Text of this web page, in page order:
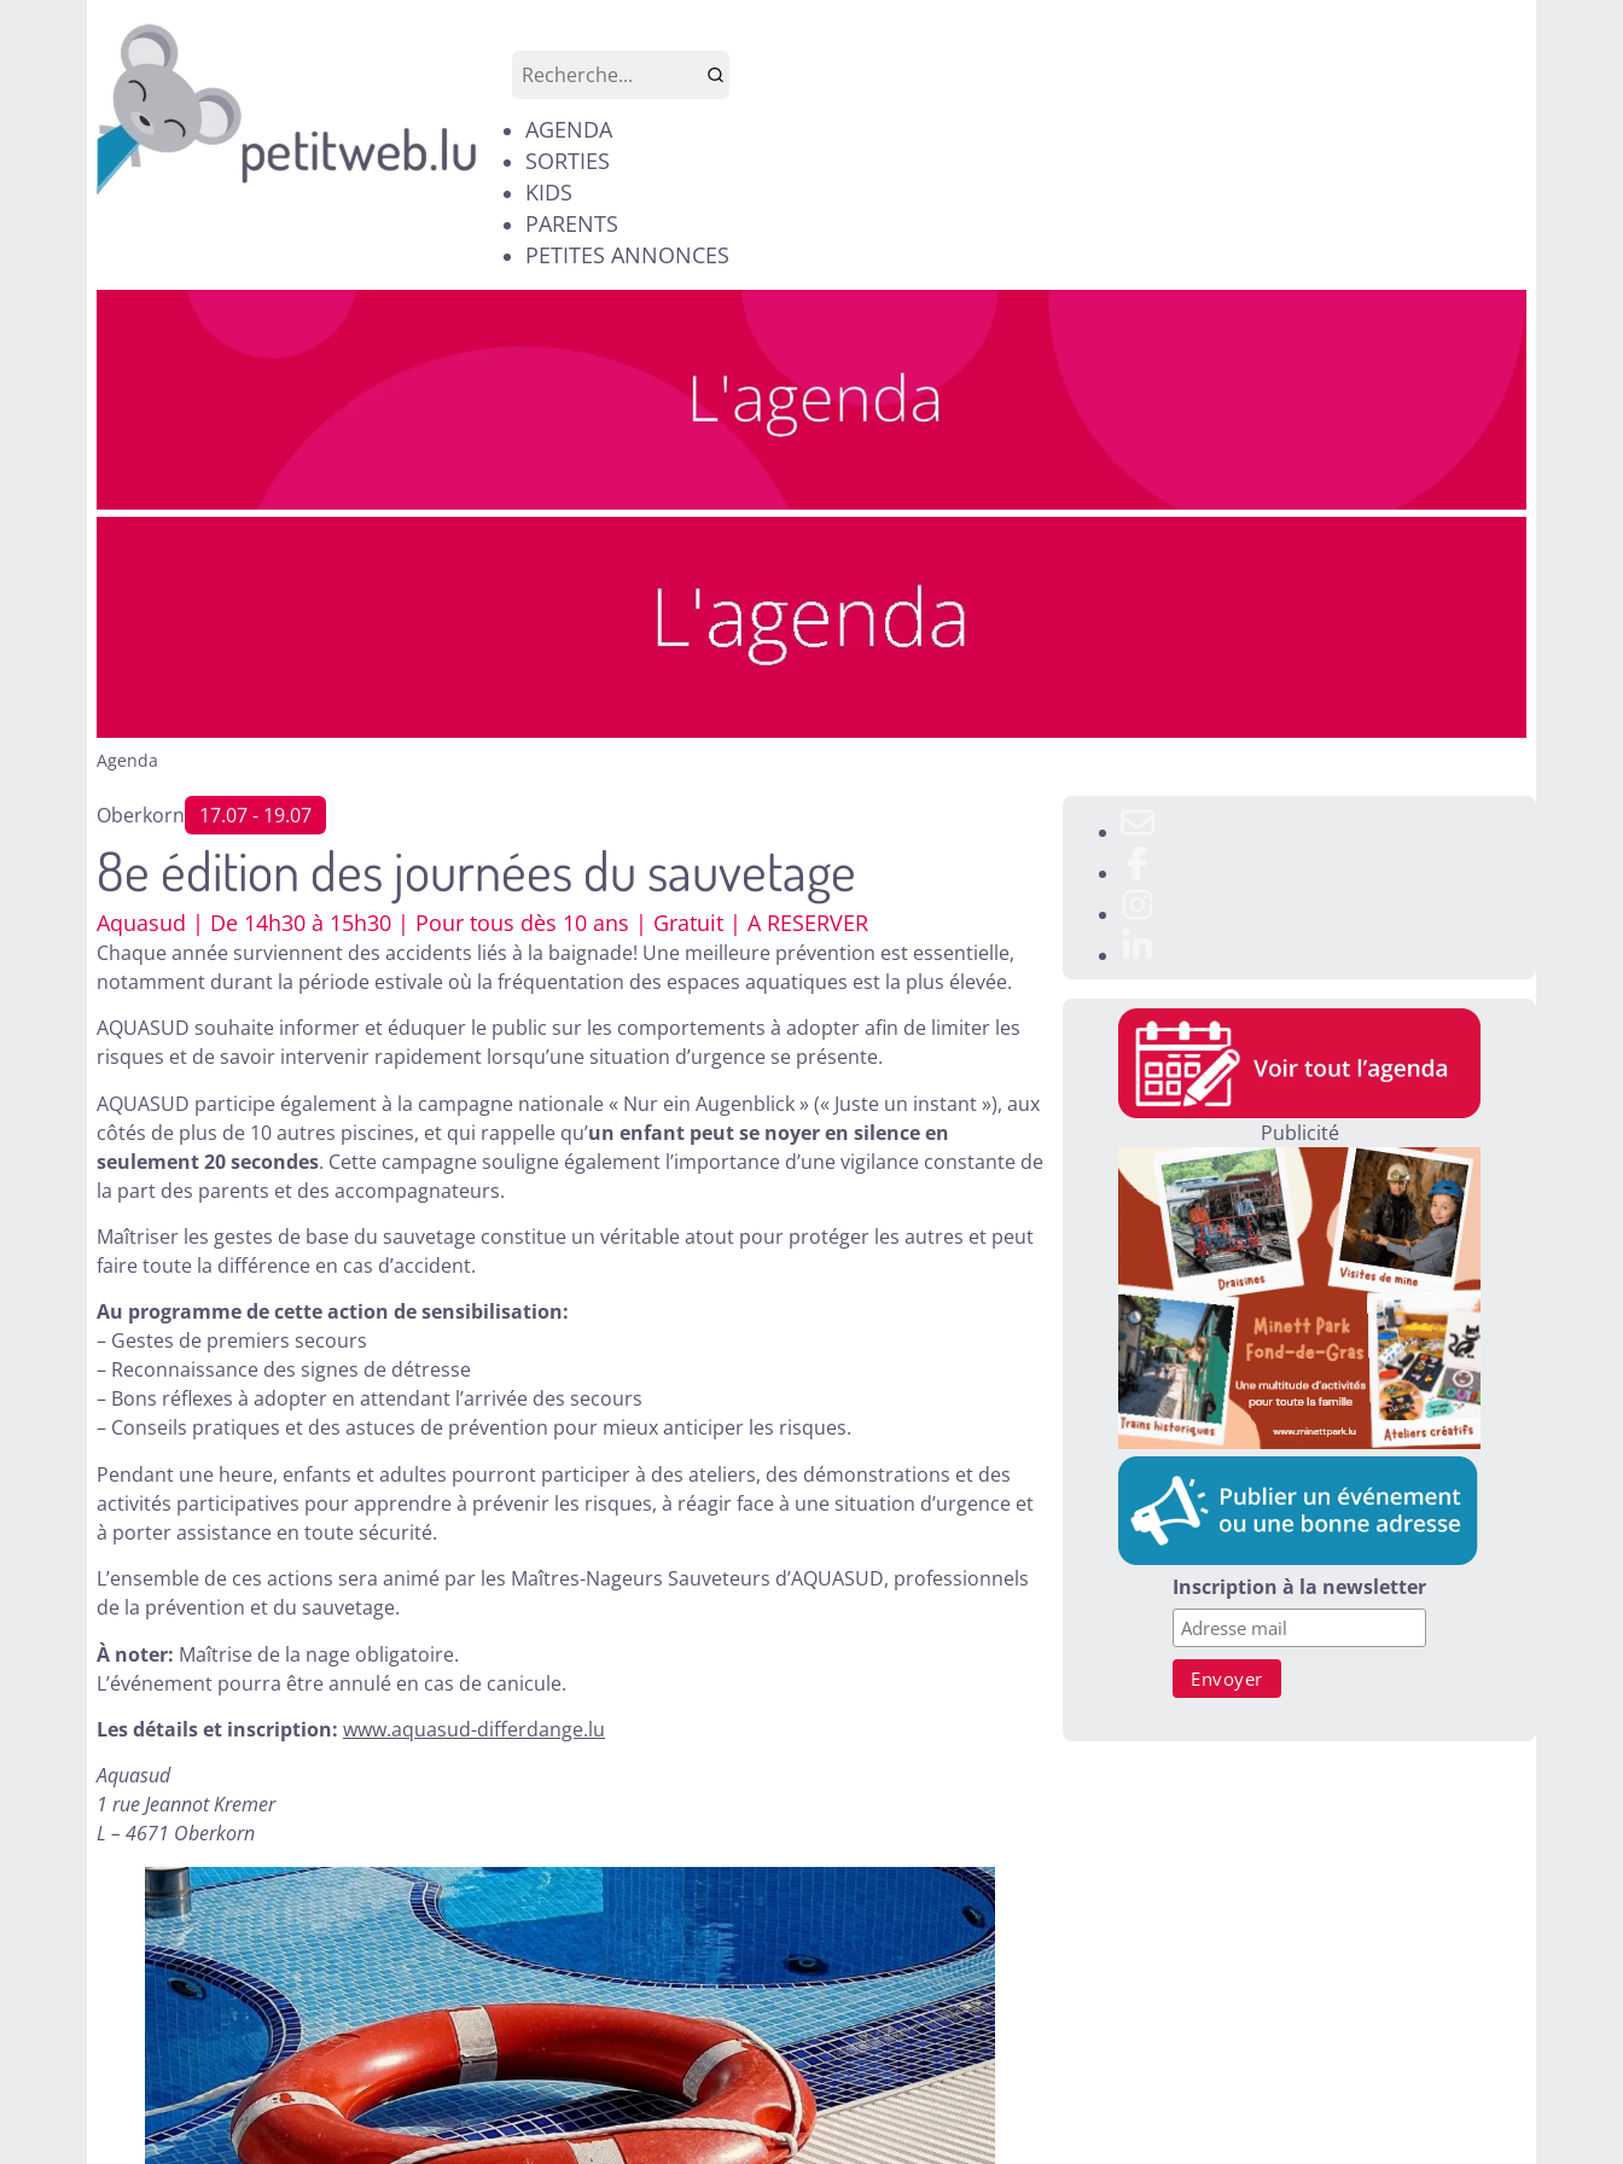
AGENDA
SORTIES
KIDS
PARENTS
PETITES ANNONCES
Agenda
Oberkorn 17.07- 19.07
8e édition des journées du sauvetage
Aquasud | De 14h30 à 15h30 | Pour tous dès 10 ans | Gratuit | A RESERVER
Chaque année surviennent des accidents liés à la baignade! Une meilleure prévention est essentielle,
notamment durant la période estivale où la fréquentation des espaces aquatiques est la plus élevée.
AQUASUD souhaite informer et éduquer le public sur les comportements à adopter afin de limiter les
risques et de savoir intervenir rapidement lorsqu’une situation d’urgence se présente.
AQUASUD participe également à la campagne nationale « Nur ein Augenblick » (« Juste un instant »), aux
côtés de plus de 10 autres piscines, et qui rappelle qu’un enfant peut se noyer en silence en
seulement 20 secondes. Cette campagne souligne également l’importance d’une vigilance constante de
la part des parents et des accompagnateurs.
Maîtriser les gestes de base du sauvetage constitue un véritable atout pour protéger les autres et peut
faire toute la différence en cas d’accident.
Au programme de cette action de sensibilisation:
– Gestes de premiers secours
– Reconnaissance des signes de détresse
– Bons réflexes à adopter en attendant l’arrivée des secours
– Conseils pratiques et des astuces de prévention pour mieux anticiper les risques.
Pendant une heure, enfants et adultes pourront participer à des ateliers, des démonstrations et des
activités participatives pour apprendre à prévenir les risques, à réagir face à une situation d’urgence et
à porter assistance en toute sécurité.
L’ensemble de ces actions sera animé par les Maîtres-Nageurs Sauveteurs d’AQUASUD, professionnels
de la prévention et du sauvetage.
À noter: Maîtrise de la nage obligatoire.
L’événement pourra être annulé en cas de canicule.
Les détails et inscription: www.aquasud-differdange.lu
Aquasud
1 rue Jeannot Kremer
L – 4671 Oberkorn
Publicité
Inscription à la newsletter